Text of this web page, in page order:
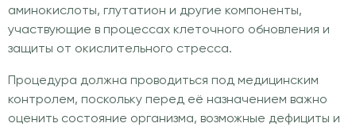
аминокислоты, глутатион и другие компоненты,
участвующие в процессах клеточного обновления и
защиты от окислительного стресса.
Процедура должна проводиться под медицинским
контролем, поскольку перед её назначением важно
оценить состояние организма, возможные дефициты и